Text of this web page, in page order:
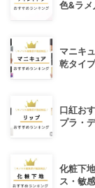
色&ラメ
マニキ
乾タイ
口紅お
プラ・
化粧下
ス・敏